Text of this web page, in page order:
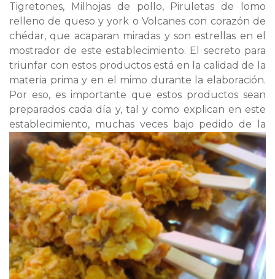
Tigretones, Milhojas de pollo, Piruletas de lomo
relleno de queso y york o Volcanes con corazón de
chédar, que acaparan miradas y son estrellas en el
mostrador de este establecimiento. El secreto para
triunfar con estos productos está en la calidad de la
materia prima y en el mimo durante la elaboración.
Por eso, es importante que estos productos sean
preparados cada día y, tal y como explican en este
establecimiento, muchas veces bajo pedido de la